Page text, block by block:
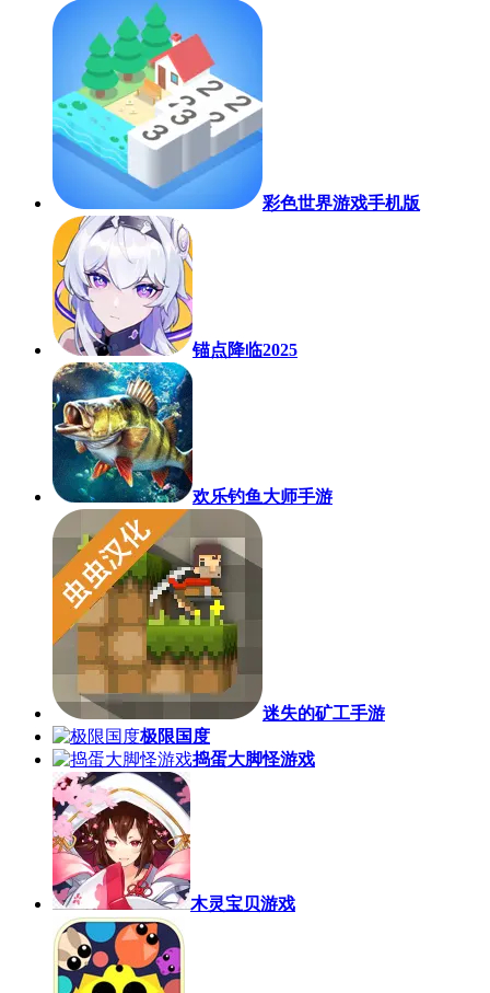
彩色世界游戏手机版
锚点降临2025
欢乐钓鱼大师手游
迷失的矿工手游
极限国度
捣蛋大脚怪游戏
木灵宝贝游戏